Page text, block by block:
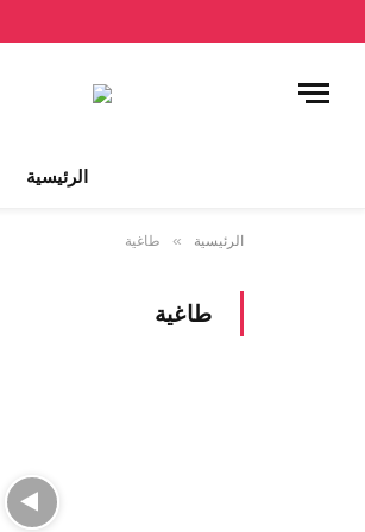
الرئيسية
الرئيسية » طاغية
طاغية